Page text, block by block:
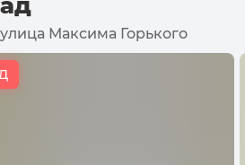
Максима Горького